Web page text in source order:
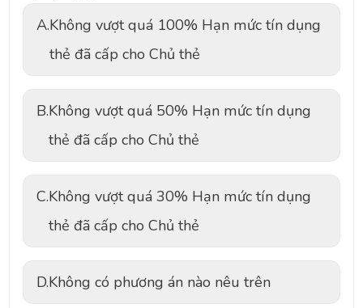
A.Không vượt quá 100% Hạn mức tín dụng
thẻ đã cấp cho Chủ thẻ
B.Không vượt quá 50% Hạn mức tín dụng
thẻ đã cấp cho Chủ thẻ
C.Không vượt quá 30% Hạn mức tín dụng
thẻ đã cấp cho Chủ thẻ
D.Không có phương án nào nêu trên